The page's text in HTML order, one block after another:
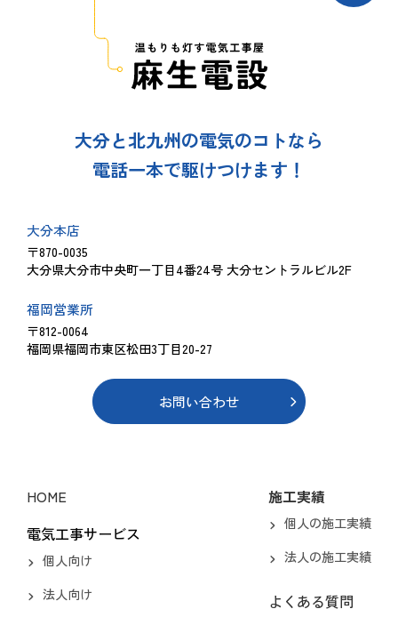
大分と北九州の電気のコトなら
電話一本で駆けつけます！
大分本店
〒870-0035
大分県大分市中央町一丁目4番24号 大分セントラルビル2F
福岡営業所
〒812-0064
福岡県福岡市東区松田3丁目20-27
お問い合わせ
HOME
電気工事サービス
個人向け
法人向け
施工実績
個人の施工実績
法人の施工実績
よくある質問